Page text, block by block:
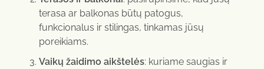
terasa ar balkonas būtų patogus,
funkcionalus ir stilingas, tinkamas jūsų
poreikiams.
Vaikų žaidimo aikštelės: kuriame saugias ir